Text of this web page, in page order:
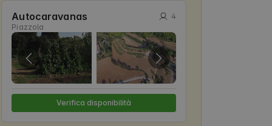
Autocaravanas
Piazzola
4
Verifica disponibilità